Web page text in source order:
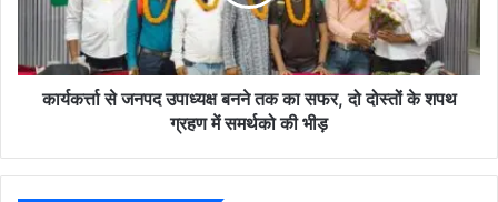
दो
दोस्तोंकार्यकर्त्ता से जनपद उपाध्यक्ष बनने तक का सफर, दो दोस्तों के शपथ
ग्रहण में समर्थको की भीड़